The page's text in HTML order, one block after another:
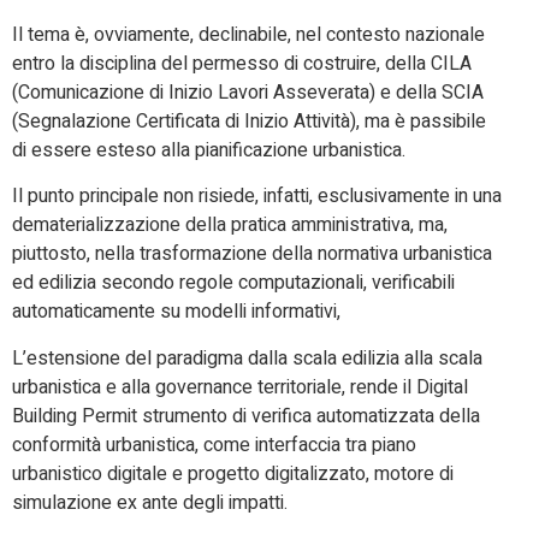
Il tema è, ovviamente, declinabile, nel contesto nazionale
entro la disciplina del permesso di costruire, della CILA
(Comunicazione di Inizio Lavori Asseverata) e della SCIA
(Segnalazione Certificata di Inizio Attività), ma è passibile
di essere esteso alla pianificazione urbanistica.
Il punto principale non risiede, infatti, esclusivamente in una
dematerializzazione della pratica amministrativa, ma,
piuttosto, nella trasformazione della normativa urbanistica
ed edilizia secondo regole computazionali, verificabili
automaticamente su modelli informativi,
L’estensione del paradigma dalla scala edilizia alla scala
urbanistica e alla governance territoriale, rende il Digital
Building Permit strumento di verifica automatizzata della
conformità urbanistica, come interfaccia tra piano
urbanistico digitale e progetto digitalizzato, motore di
simulazione ex ante degli impatti.